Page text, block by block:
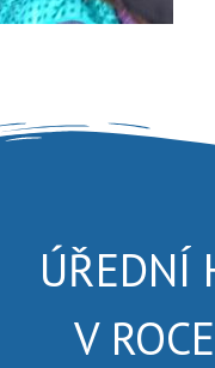
ÚŘEDNÍ
V